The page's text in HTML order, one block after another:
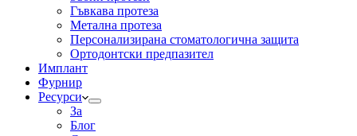
Гъвкава протеза
Метална протеза
Персонализирана стоматологична защита
Ортодонтски предпазител
Имплант
Фурнир
Ресурси
За
Блог